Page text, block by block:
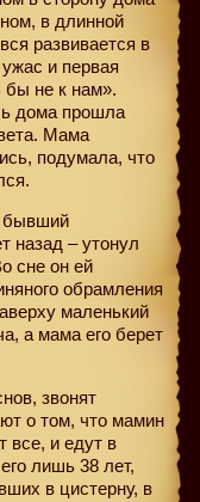
в длинной
развивается в
и первая
бы не к нам».
дома прошла
Мама
подумала, что
бывший
назад – утонул
сне он ей
обрамления
маленький
а мама его берет
звонят
о том, что мамин
все, и едут в
лишь 38 лет,
в цистерну, в